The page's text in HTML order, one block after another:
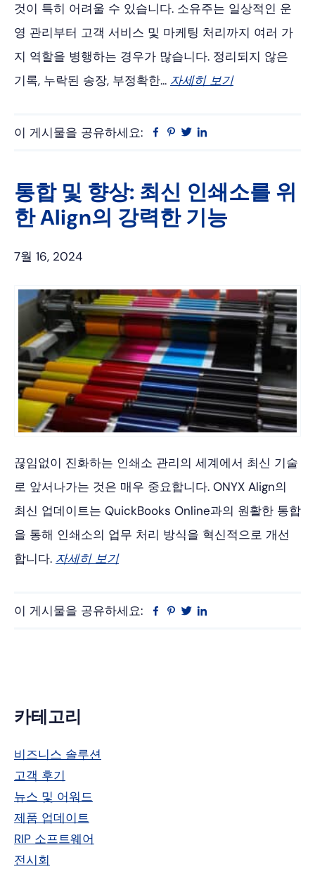
것이 특히 어려울 수 있습니다. 소유주는 일상적인 운
영 관리부터 고객 서비스 및 마케팅 처리까지 여러 가
지 역할을 병행하는 경우가 많습니다. 정리되지 않은
기록, 누락된 송장, 부정확한... 자세히 보기
이 게시물을 공유하세요: Facebook
Pinterest
트
인
통합 및 향상: 최신 인쇄소를 위
한 Align의 강력한 기능
7월 16, 2024
끊임없이 진화하는 인쇄소 관리의 세계에서 최신 기술
로 앞서나가는 것은 매우 중요합니다. ONYX Align의
최신 업데이트는 QuickBooks Online과의 원활한 통합
을 통해 인쇄소의 업무 처리 방식을 혁신적으로 개선
합니다. 자세히 보기
이 게시물을 공유하세요: Facebook
Pinterest
트
기
본
사
이
드
바
카테고리
비즈니스 솔루션
고객 후기
뉴스 및 어워드
제품 업데이트
RIP 소프트웨어
전시회